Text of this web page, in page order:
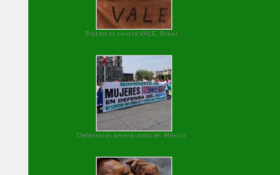
Protestas contra VALE, Brasil
Defensoras amenazadas en México